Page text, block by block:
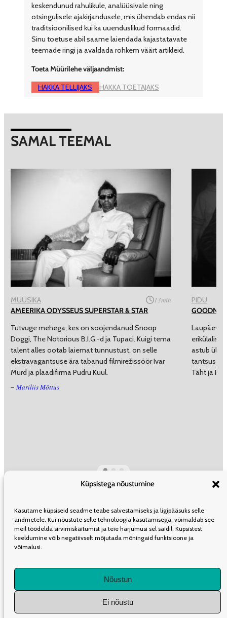
Küpsistega nõustumine
Kasutame küpsiseid seadme teabe salvestamiseks ja ligipääsuks selle
andmetele. Kui nõustute selle tehnoloogia kasutamisega, võimaldab see
meil töödelda sirvimiskäitumist ja teie harjumusi sel saidil. Küpsistest
keeldumine võib negatiivselt mõjutada mõningaid funktsioone ja
võimalusi.
Nõustun
Ei nõustu
keskendunud rahulikule, analüüsivale ning
otsingulisele ajakirjandusele, mis ühendab endas nii
traditsioonilised kui ka uuenduslikud formaadid.
Sinu toetuse abil saame laiendada kajastatavate
teemade ringi ja avaldada rohkem väärt artikleid.
Toeta Müürilehe väljaandmist:
HAKKA TELLIJAKS HAKKA TOETAJAKS
SAMAL TEEMAL
MUUSIKA 13min
AMEERIKA ODYSSEUS SUPERSTAR & STAR
Tutvuge mehega, kes on soojendanud Snoop
Doggi, The Notorious B.I.G.-d ja Tupaci. Kuigi tema
talent alles ootab laiemat tunnustust, on selle
ekstravagantsuse ära tabanud filmirežissöör Ivar
Murd ja plaadifirma Pudru Kuul.
– Mariliis Mõttus
PIDU
Laupäeval
astub üles
Täht ja
ÜLDINFOTOIMETUSKAASAUTORLUSESTREKLAAMLEVI
TELLIMINEKASUTUSTINGIMUSED
LIITU UUDISKIRJAGA
Iganädalane kokkuvõte olulisematest artiklitest Müürilehes.